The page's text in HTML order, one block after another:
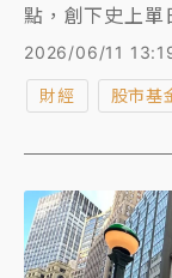
點，創下史上單
低震盪逾千點走
盤累計跌幅達
2026/06/11
財經 股市基